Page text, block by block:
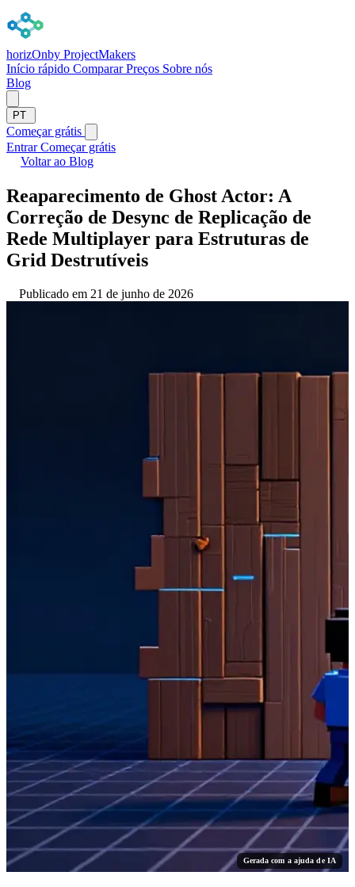
horizOnby ProjectMakers
Início rápido CompararPreços Sobre nós
Blog
PT
Começar grátis
EntrarComeçar grátis
Voltar ao Blog
Reaparecimento de Ghost Actor: A
Correção de Desync de Replicação de
Rede Multiplayer para Estruturas de
Grid Destrutíveis
Publicado em 21 de junho de 2026
Gerada com a ajuda de IA